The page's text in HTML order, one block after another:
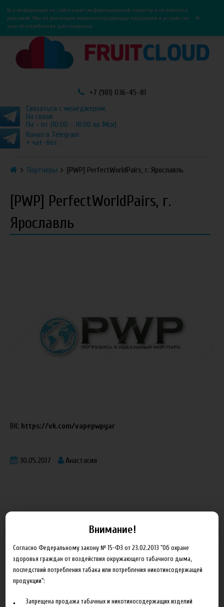
0
Вся информация на сайте носит информационный характер и не является
рекламой. Мы не реализуем никотиносодержащую продукцию и устройства
для её потребления дистанционно.
×
+7 (981) 036-45-81
Связаться с менеджером.
На связи:
Пн - пт (10:00 - 18:00 по Мск)
Канал в Telegram
+ чат-бот.
Партнеры [PWP] PerfectWorldPairs, г. Ярославль
[PWP] PerfectWorldPairs, г.
Ярославль
ВК: https://vk.com/vapepwpyar
30.05.2017 Анастасия
Новинка HeroesFarm
Ароматизаторы Xian Taima в наличии
Внимание!
Согласно Федеральному закону № 15-ФЗ от 23.02.2013 "Об охране
здоровья граждан от воздействия окружающего табачного дыма,
последствий потребления табака или потребления никотинсодержащей
продукции":
Запрещена продажа табачных и никотиносодержащих изделий